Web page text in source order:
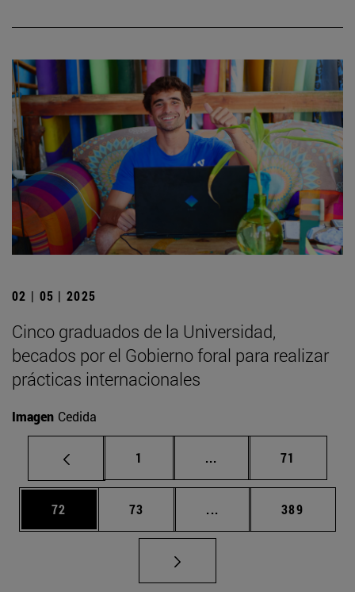
02 | 05 | 2025
Cinco graduados de la Universidad,
becados por el Gobierno foral para realizar
prácticas internacionales
Imagen Cedida
Página
1 ... Páginas intermedias
Página
71
Página
72 Página
73 ... Páginas intermedias
Página
389